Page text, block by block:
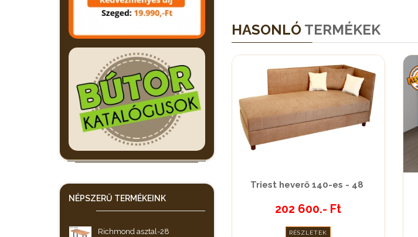
HASONLÓ TERMÉKEK
Triest heverő 140-es - 48
202 600.- Ft
RÉSZLETEK
NÉPSZERŰ TERMÉKEINK
Richmond asztal-28